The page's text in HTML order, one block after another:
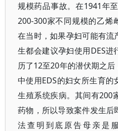
规模药品事故。在1941年
200-300家不同规模的乙烯
在当时，如果孕妇可能有流
生都会建议孕妇使用DES
历了12至20年的潜伏期之
中使用EDS的妇女所生育的
生殖系统疾病。其间有200
药物，所以导致案件发生
法查明到底原告母亲是